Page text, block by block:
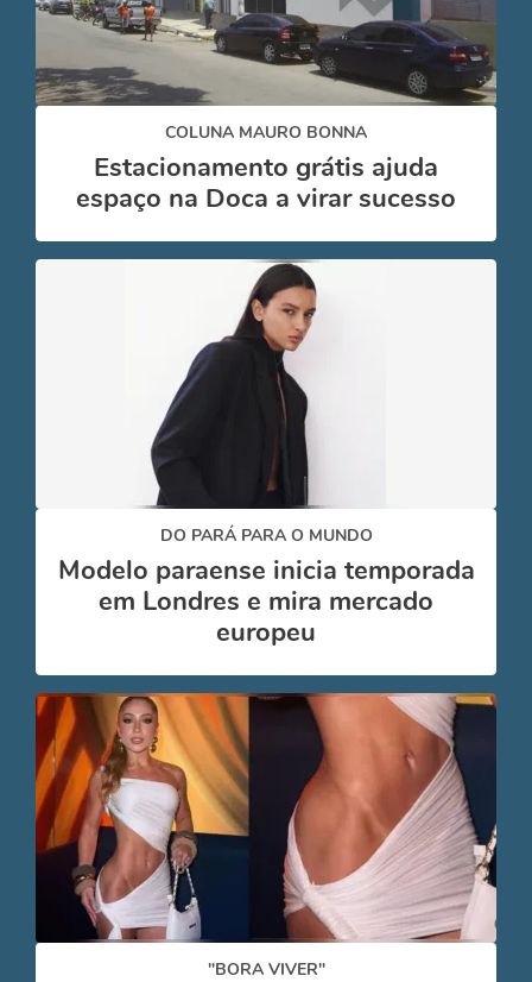
COLUNA MAURO BONNA
Estacionamento grátis ajuda
espaço na Doca a virar sucesso
DO PARÁ PARA O MUNDO
Modelo paraense inicia temporada
em Londres e mira mercado
europeu
"BORA VIVER"